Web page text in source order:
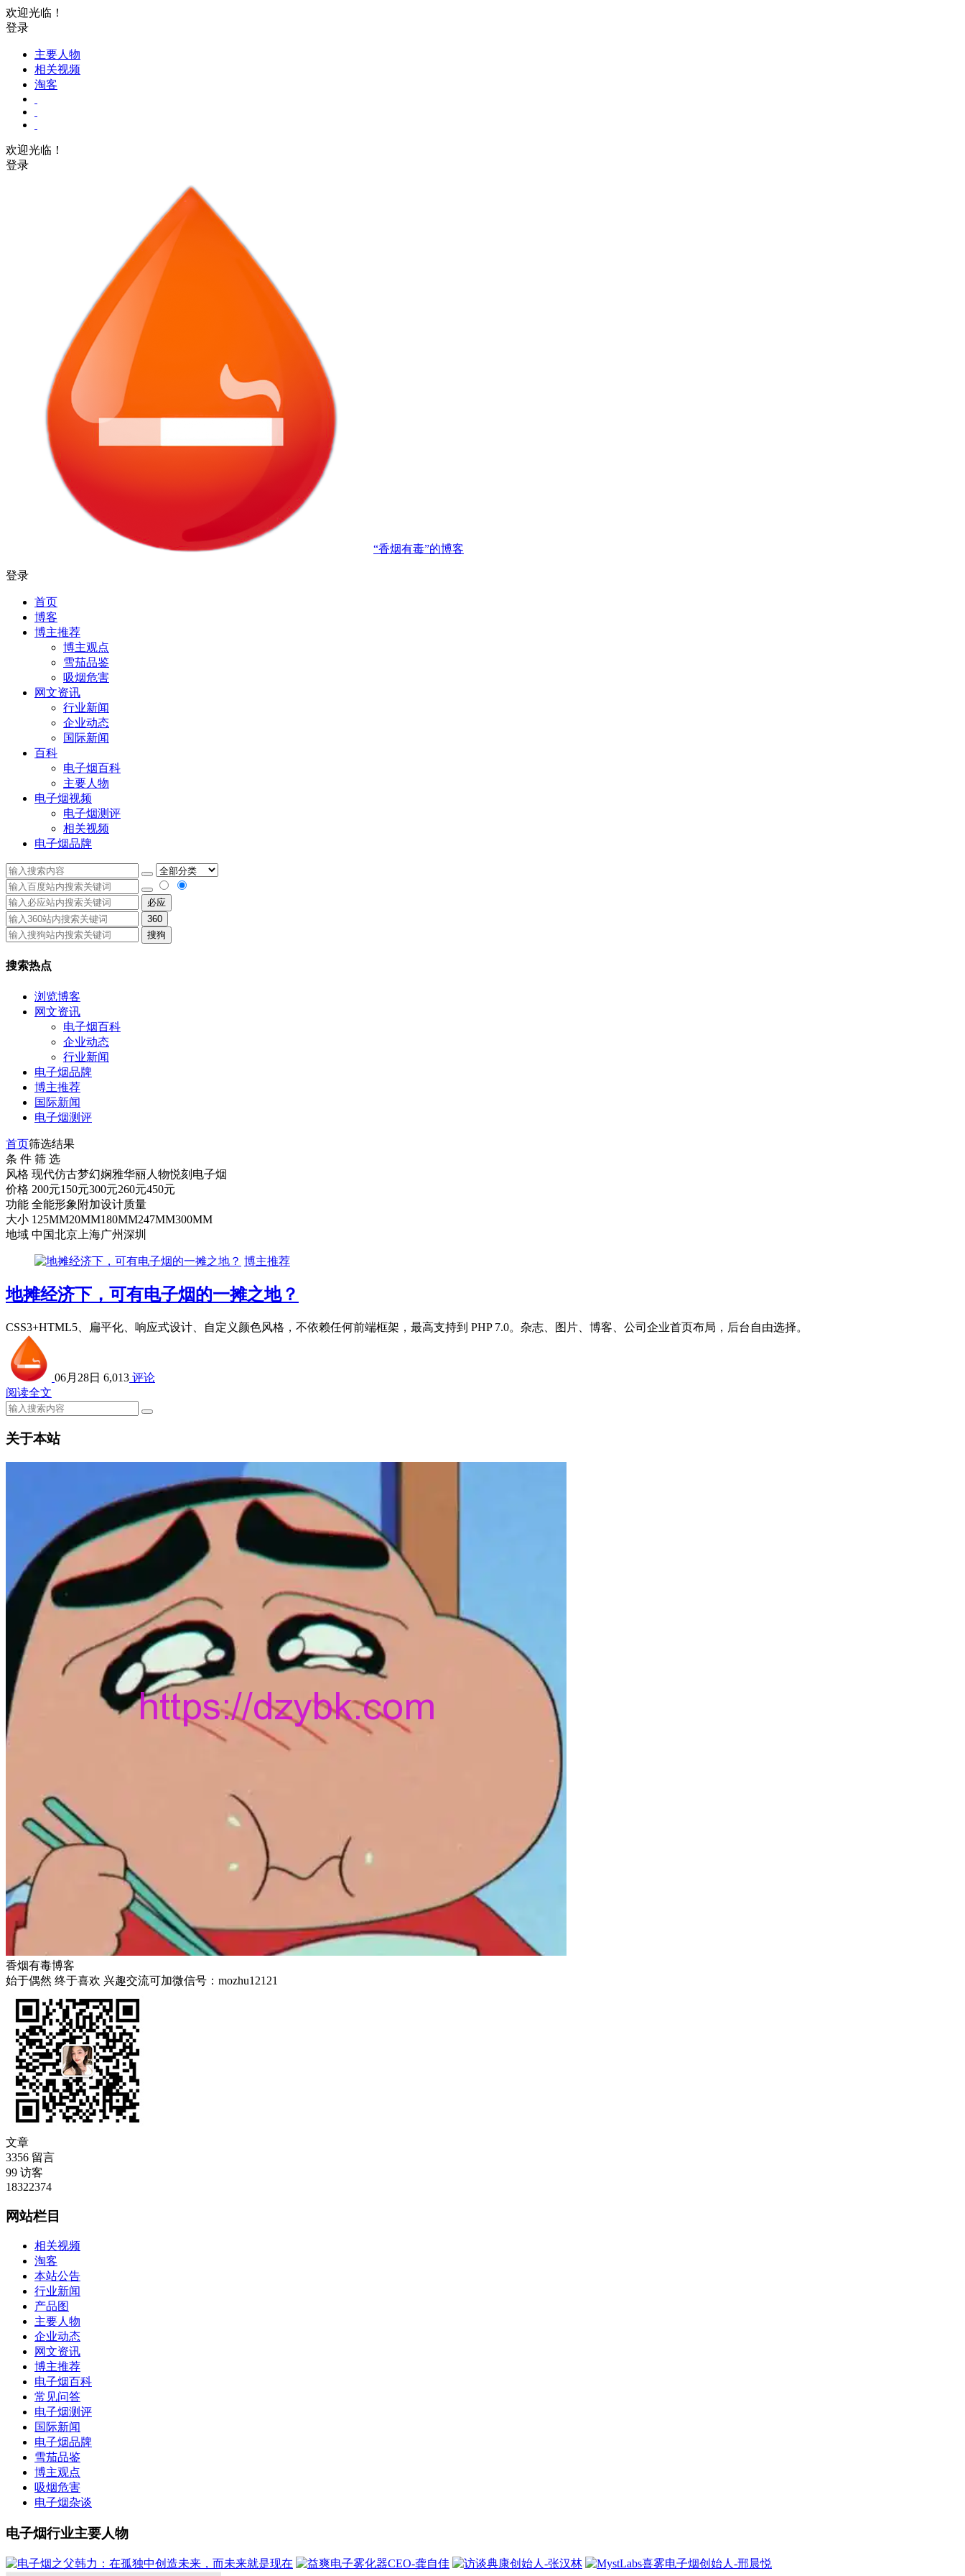
欢迎光临！
登录
主要人物
相关视频
淘客
欢迎光临！
登录
“香烟有毒”的博客
登录
首页
博客
博主推荐
博主观点
雪茄品鉴
吸烟危害
网文资讯
行业新闻
企业动态
国际新闻
百科
电子烟百科
主要人物
电子烟视频
电子烟测评
相关视频
电子烟品牌
必应
360
搜狗
搜索热点
浏览博客
网文资讯
电子烟百科
企业动态
行业新闻
电子烟品牌
博主推荐
国际新闻
电子烟测评
首页筛选结果
条 件 筛 选
风格 现代仿古梦幻娴雅华丽人物悦刻电子烟
价格 200元150元300元260元450元
功能 全能形象 附加设计质量
大小 125MM20MM180MM247MM300MM
地域 中国北京 上海广州深圳
博主推荐
地摊经济下，可有电子烟的一摊之地？
CSS3+HTML5、扁平化、响应式设计、自定义颜色风格，不依赖任何前端框架，最高支持到 PHP 7.0。杂志、图片、博客、公司企业首页布局，后台自由选择。
06月28日 6,013 评论
阅读全文
关于本站
香烟有毒博客
始于偶然 终于喜欢 兴趣交流可加微信号：mozhu12121
文章
3356 留言
99 访客
18322374
网站栏目
相关视频
淘客
本站公告
行业新闻
产品图
主要人物
企业动态
网文资讯
博主推荐
电子烟百科
常见问答
电子烟测评
国际新闻
电子烟品牌
雪茄品鉴
博主观点
吸烟危害
电子烟杂谈
电子烟行业主要人物